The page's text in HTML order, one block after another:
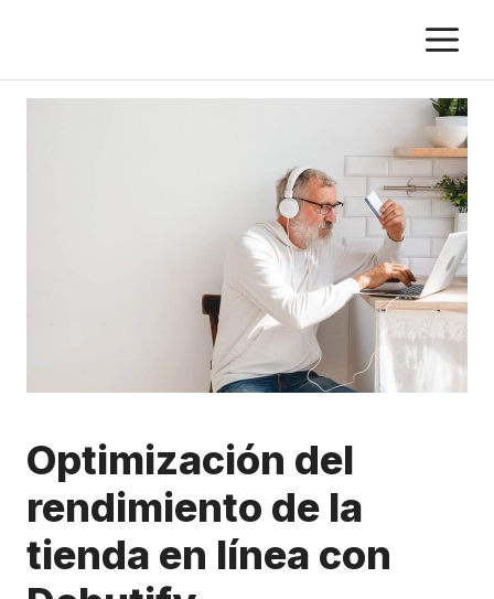
contenido
Optimización del
rendimiento de la
tienda en línea con